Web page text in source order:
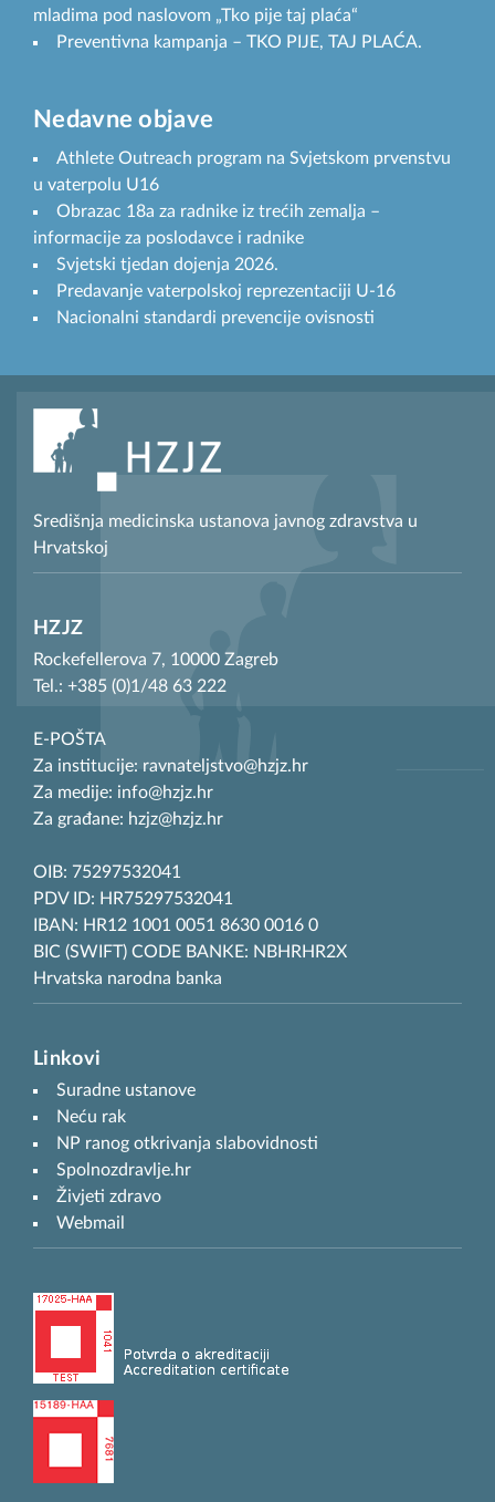
mladima pod naslovom „Tko pije taj plaća“
Preventivna kampanja – TKO PIJE, TAJ PLAĆA.
Nedavne objave
Athlete Outreach program na Svjetskom prvenstvu
u vaterpolu U16
Obrazac 18a za radnike iz trećih zemalja –
informacije za poslodavce i radnike
Svjetski tjedan dojenja 2026.
Predavanje vaterpolskoj reprezentaciji U-16
Nacionalni standardi prevencije ovisnosti
Središnja medicinska ustanova javnog zdravstva u
Hrvatskoj
HZJZ
Rockefellerova 7, 10000 Zagreb
Tel.: +385 (0)1/48 63 222
E-POŠTA
Za institucije: ravnateljstvo@hzjz.hr
Za medije: info@hzjz.hr
Za građane: hzjz@hzjz.hr
OIB: 75297532041
PDV ID: HR75297532041
IBAN: HR12 1001 0051 8630 0016 0
BIC (SWIFT) CODE BANKE: NBHRHR2X
Hrvatska narodna banka
Linkovi
Suradne ustanove
Neću rak
NP ranog otkrivanja slabovidnosti
Spolnozdravlje.hr
Živjeti zdravo
Webmail